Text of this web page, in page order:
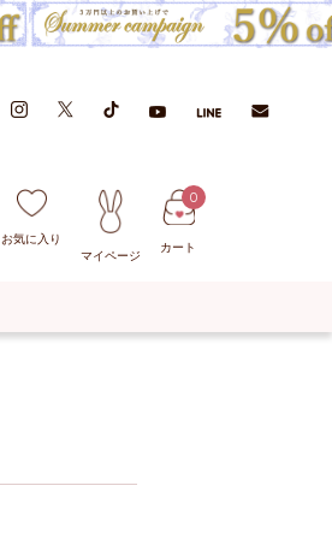
お気に入り
マイページ
カート
0